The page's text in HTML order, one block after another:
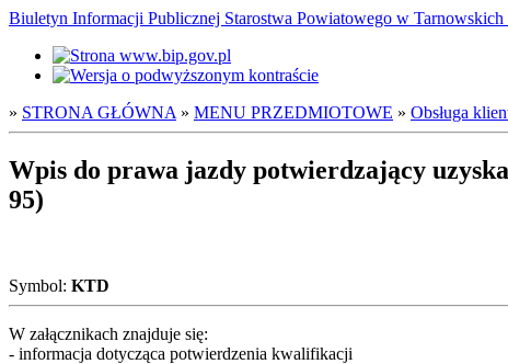
Biuletyn Informacji Publicznej Starostwa Powiatowego w Tarnowskich
» STRONA GŁÓWNA » MENU PRZEDMIOTOWE » Obsługa
Wpis do prawa jazdy potwierdzający
95)
Symbol: KTD
W załącznikach znajduje się:
- informacja dotycząca potwierdzenia kwalifikacji